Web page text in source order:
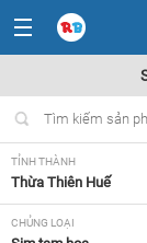
TỈNH THÀNH
Thừa Thiên Huế
CHỦNG LOẠI